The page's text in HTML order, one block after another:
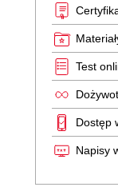
Test
Dostęp
Napisy